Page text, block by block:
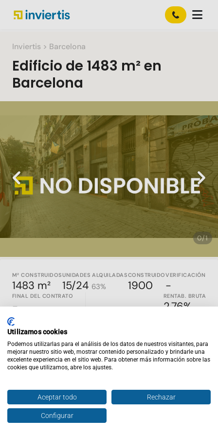
Inviertis > Barcelona
Edificio de 1483 m² en
Barcelona
0/1
Previous Next
M² CONSTRUIDOS
1483 m²
UNIDADES ALQUILADAS
15/24 63%
CONSTRUIDO
1900
VERIFICACIÓN
-
FINAL DEL CONTRATO
-
RENTAB. BRUTA
2.76%
Año de construcción: 1900
Superficie: 1.483m2
24 activos
2 locales
El perfil del residente
en la zona es un hombre de entre 40 y
44 años con estudios de segundo grado y una renta anual en
la unidad familiar de 30.000€
Utilizamos cookies
Podemos utilizarlas para el análisis de los datos de nuestros visitantes, para
mejorar nuestro sitio web, mostrar contenido personalizado y brindarle una
excelente experiencia en el sitio web. Para obtener más información sobre las
cookies que utilizamos, abre los ajustes.
Aceptar todo Rechazar
Configurar